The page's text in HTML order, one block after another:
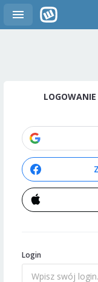
LOGOWANIE
Login